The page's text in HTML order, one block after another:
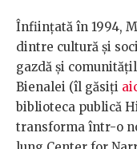
Înființată în 1994,
dintre cultură și
gazdă și
Bienalei (îl găsiți
biblioteca publică
transforma într-o